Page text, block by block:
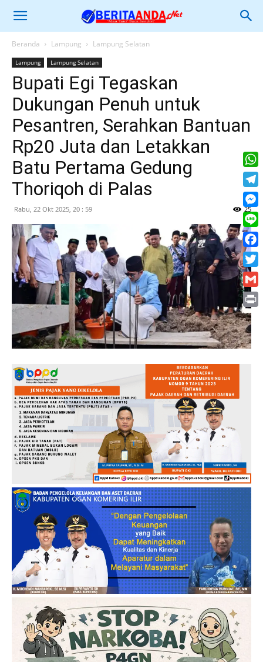
Beranda Lampung Lampung Selatan
Lampung Lampung Selatan
Bupati Egi Tegaskan
Dukungan Penuh untuk
Pesantren, Serahkan Bantuan
Rp20 Juta dan Letakkan
Batu Pertama Gedung
Thoriqoh di Palas
Rabu, 22 Okt 2025, 20 : 59 25
Line
Print